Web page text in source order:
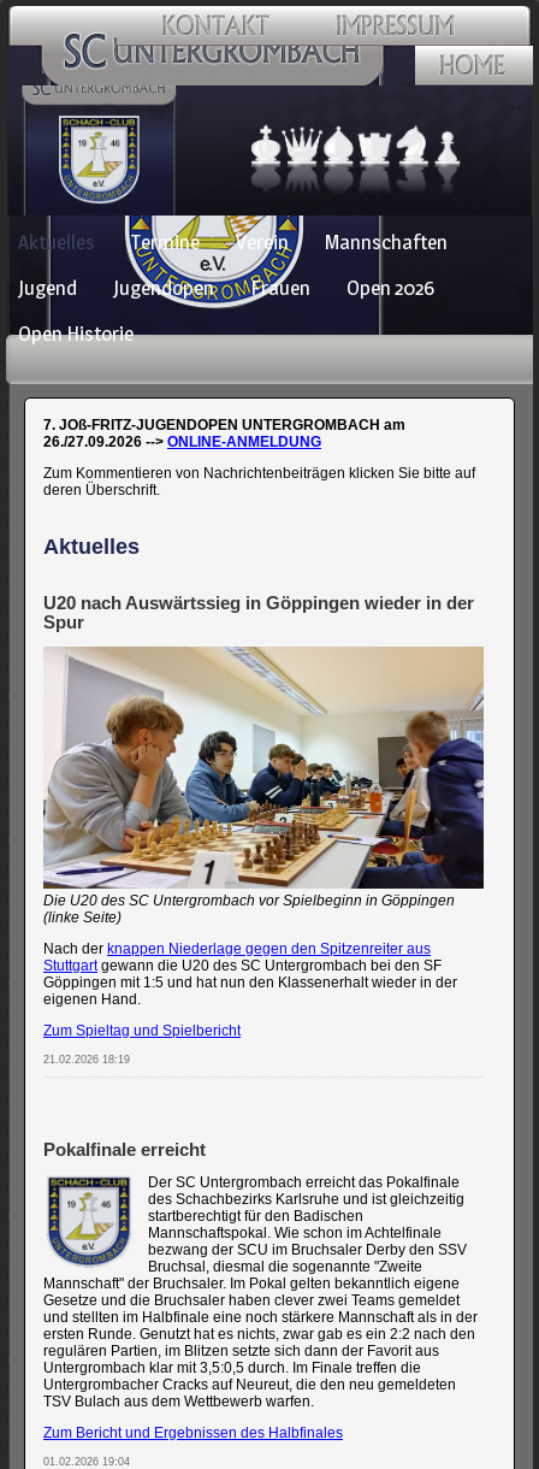
Navigation
überspringen
Aktuelles Termine Verein
Mannschaften
Jugend
Jugendopen Frauen
Open 2026
Open Historie
7. JOß-FRITZ-JUGENDOPEN UNTERGROMBACH am
26./27.09.2026 --> ONLINE-ANMELDUNG
Zum Kommentieren von Nachrichtenbeiträgen klicken Sie bitte auf
deren Überschrift.
Aktuelles
U20 nach Auswärtssieg in Göppingen wieder in der
Spur
Die U20 des SC Untergrombach vor Spielbeginn in Göppingen
(linke Seite)
Nach der knappen Niederlage gegen den Spitzenreiter aus
Stuttgartgewann die U20 des SC Untergrombach bei den SF
Göppingen mit 1:5 und hat nun den Klassenerhalt wieder in der
eigenen Hand.
Zum Spieltag und Spielbericht
21.02.2026 18:19
Pokalfinale erreicht
Der SC Untergrombach erreicht das Pokalfinale
des Schachbezirks Karlsruhe und ist gleichzeitig
startberechtigt für den Badischen
Mannschaftspokal. Wie schon im Achtelfinale
bezwang der SCU im Bruchsaler Derby den SSV
Bruchsal, diesmal die sogenannte "Zweite
Mannschaft" der Bruchsaler. Im Pokal gelten bekanntlich eigene
Gesetze und die Bruchsaler haben clever zwei Teams gemeldet
und stellten im Halbfinale eine noch stärkere Mannschaft als in der
ersten Runde. Genutzt hat es nichts, zwar gab es ein 2:2 nach den
regulären Partien, im Blitzen setzte sich dann der Favorit aus
Untergrombach klar mit 3,5:0,5 durch. Im Finale treffen die
Untergrombacher Cracks auf Neureut, die den neu gemeldeten
TSV Bulach aus dem Wettbewerb warfen.
Zum Bericht und Ergebnissen des Halbfinales
01.02.2026 19:04